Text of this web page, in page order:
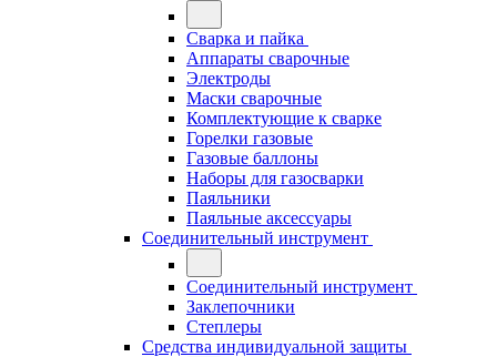
Сварка и пайка
Аппараты сварочные
Электроды
Маски сварочные
Комплектующие к сварке
Горелки газовые
Газовые баллоны
Наборы для газосварки
Паяльники
Паяльные аксессуары
Соединительный инструмент
Соединительный инструмент
Заклепочники
Степлеры
Средства индивидуальной защиты